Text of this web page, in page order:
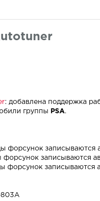
: добавлена поддержка
группы PSA.
форсунок записываются
форсунок записываются
форсунок записываются